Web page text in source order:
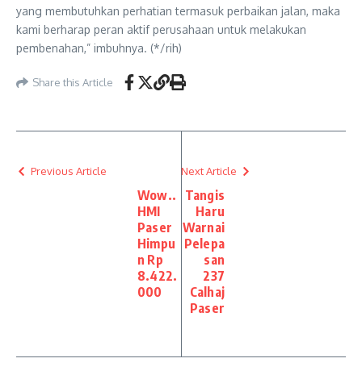
yang membutuhkan perhatian termasuk perbaikan jalan, maka
kami berharap peran aktif perusahaan untuk melakukan
pembenahan,” imbuhnya. (*/rih)
Share this Article
Previous Article
Wow..
HMI
Paser
Himpu
n Rp
8.422.
000
Next Article
Tangis
Haru
Warnai
Pelepa
san
237
Calhaj
Paser